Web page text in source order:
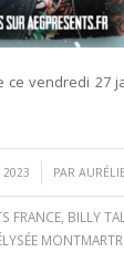
ce vendredi 27
2023 PAR
FRANCE, BILLY